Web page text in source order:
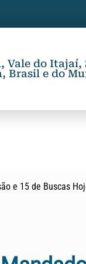
Vale do Itajaí,
Brasil e do
e 15 de Buscas